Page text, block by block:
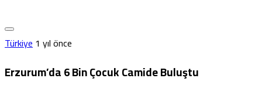
Türkiye1 yıl önce
Erzurum’da 6 Bin Çocuk Camide Buluştu